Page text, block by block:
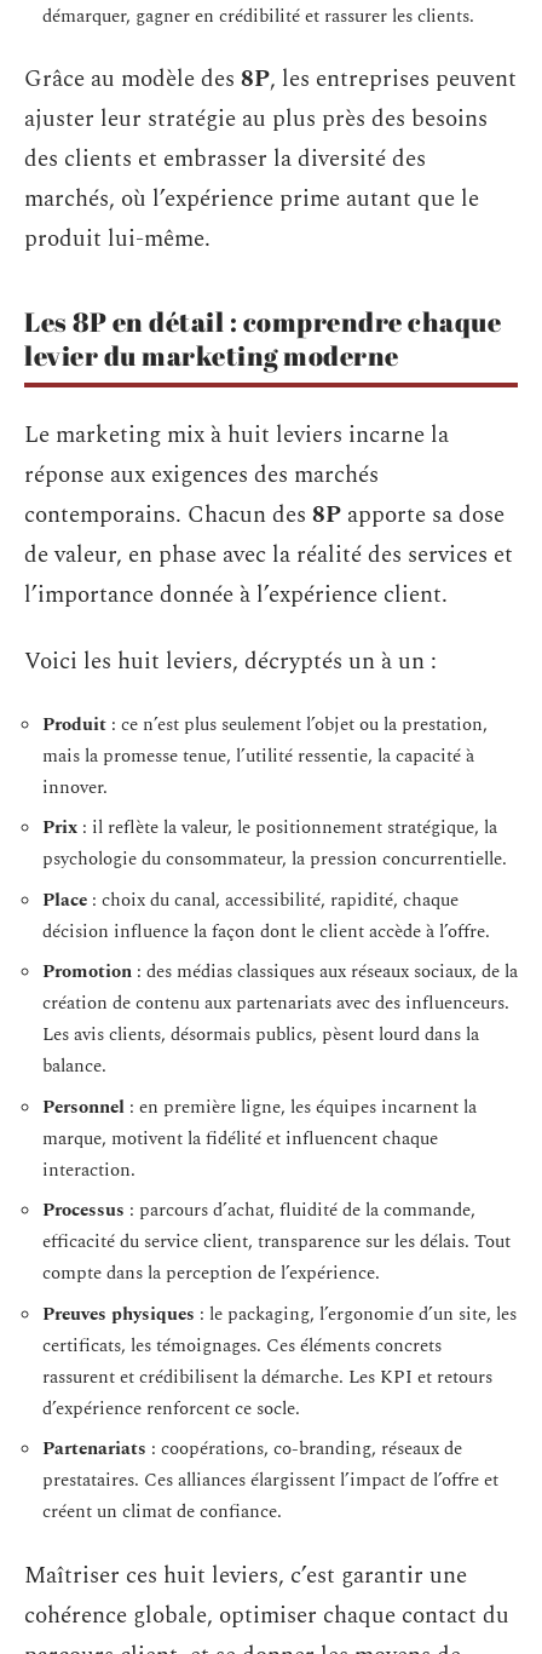
démarquer, gagner en crédibilité et rassurer les clients.
Grâce au modèle des 8P, les entreprises peuvent
ajuster leur stratégie au plus près des besoins
des clients et embrasser la diversité des
marchés, où l’expérience prime autant que le
produit lui-même.
Les 8P en détail : comprendre chaque
levier du marketing moderne
Le marketing mix à huit leviers incarne la
réponse aux exigences des marchés
contemporains. Chacun des 8P apporte sa dose
de valeur, en phase avec la réalité des services et
l’importance donnée à l’expérience client.
Voici les huit leviers, décryptés un à un :
Produit : ce n’est plus seulement l’objet ou la prestation,
mais la promesse tenue, l’utilité ressentie, la capacité à
innover.
Prix : il reflète la valeur, le positionnement stratégique, la
psychologie du consommateur, la pression concurrentielle.
Place : choix du canal, accessibilité, rapidité, chaque
décision influence la façon dont le client accède à l’offre.
Promotion : des médias classiques aux réseaux sociaux, de la
création de contenu aux partenariats avec des influenceurs.
Les avis clients, désormais publics, pèsent lourd dans la
balance.
Personnel : en première ligne, les équipes incarnent la
marque, motivent la fidélité et influencent chaque
interaction.
Processus : parcours d’achat, fluidité de la commande,
efficacité du service client, transparence sur les délais. Tout
compte dans la perception de l’expérience.
Preuves physiques : le packaging, l’ergonomie d’un site, les
certificats, les témoignages. Ces éléments concrets
rassurent et crédibilisent la démarche. Les KPI et retours
d’expérience renforcent ce socle.
Partenariats : coopérations, co-branding, réseaux de
prestataires. Ces alliances élargissent l’impact de l’offre et
créent un climat de confiance.
Maîtriser ces huit leviers, c’est garantir une
cohérence globale, optimiser chaque contact du